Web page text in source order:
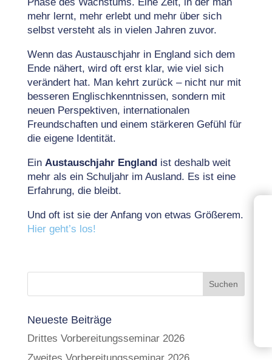
mehr lernt, mehr erlebt und mehr über sich
selbst versteht als in vielen Jahren zuvor.
Wenn das Austauschjahr in England sich dem
Ende nähert, wird oft erst klar, wie viel sich
verändert hat. Man kehrt zurück – nicht nur mit
besseren Englischkenntnissen, sondern mit
neuen Perspektiven, internationalen
Freundschaften und einem stärkeren Gefühl für
die eigene Identität.
Ein Austauschjahr Englandist deshalb weit
mehr als ein Schuljahr im Ausland. Es ist eine
Erfahrung, die bleibt.
Und oft ist sie der Anfang von etwas Größerem.
Hier geht’s los!
Neueste Beiträge
Drittes Vorbereitungsseminar 2026
Zweites Vorbereitungsseminar 2026